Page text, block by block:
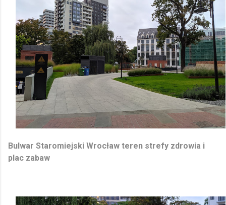
Bulwar Staromiejski Wrocław teren strefy zdrowia i
plac zabaw